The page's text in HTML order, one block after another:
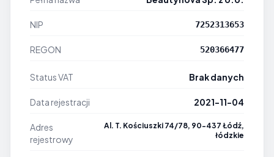
NIP 7252313653
REGON 520366477
Status VAT Brak danych
Data rejestracji 2021-11-04
Adres
rejestrowy
Al. T. Kościuszki 74/78, 90-437 Łódź,
łódzkie